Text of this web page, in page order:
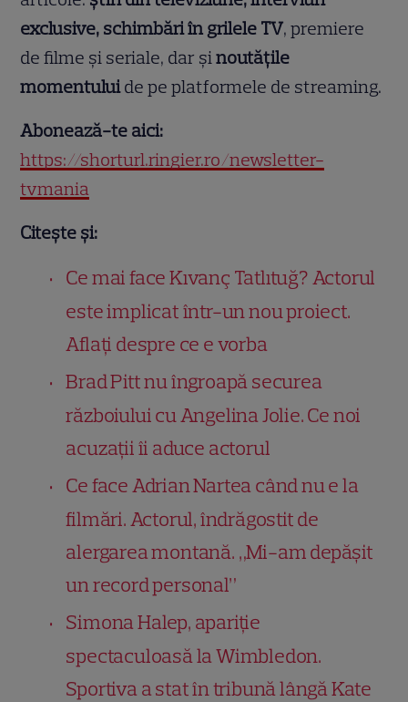
exclusive, schimbări în grilele TV, premiere
de filme și seriale, dar șinoutățile
momentuluide pe platformele de streaming.
Abonează-te aici:
https://shorturl.ringier.ro/newsletter-
tvmania
Citește și:
Ce mai face Kıvanç Tatlıtuğ? Actorul
este implicat într-un nou proiect.
Aflați despre ce e vorba
Brad Pitt nu îngroapă securea
războiului cu Angelina Jolie. Ce noi
acuzații îi aduce actorul
Ce face Adrian Nartea când nu e la
filmări. Actorul, îndrăgostit de
alergarea montană. „Mi-am depășit
un record personal”
Simona Halep, apariție
spectaculoasă la Wimbledon.
Sportiva a stat în tribună lângă Kate